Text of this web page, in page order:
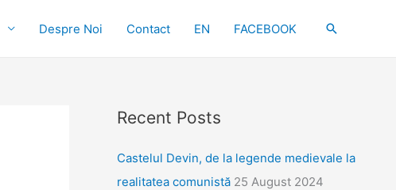
Despre Noi Contact EN FACEBOOK Search
Recent Posts
Castelul Devin, de la legende medievale la
realitatea comunistă 25 August 2024